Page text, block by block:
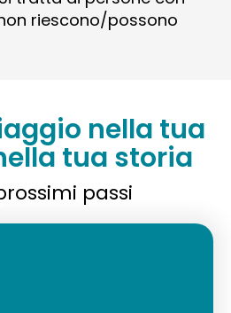
riescono/possono
nella tua
tua storia
passi